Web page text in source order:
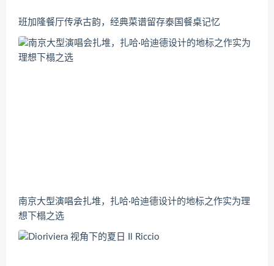
班加隆餐厅传承古韵，经典菜谱留存泰国餐桌记忆
南京大型演唱会扎堆，扎哈·哈迪德设计的地标之作实为理
想下榻之选